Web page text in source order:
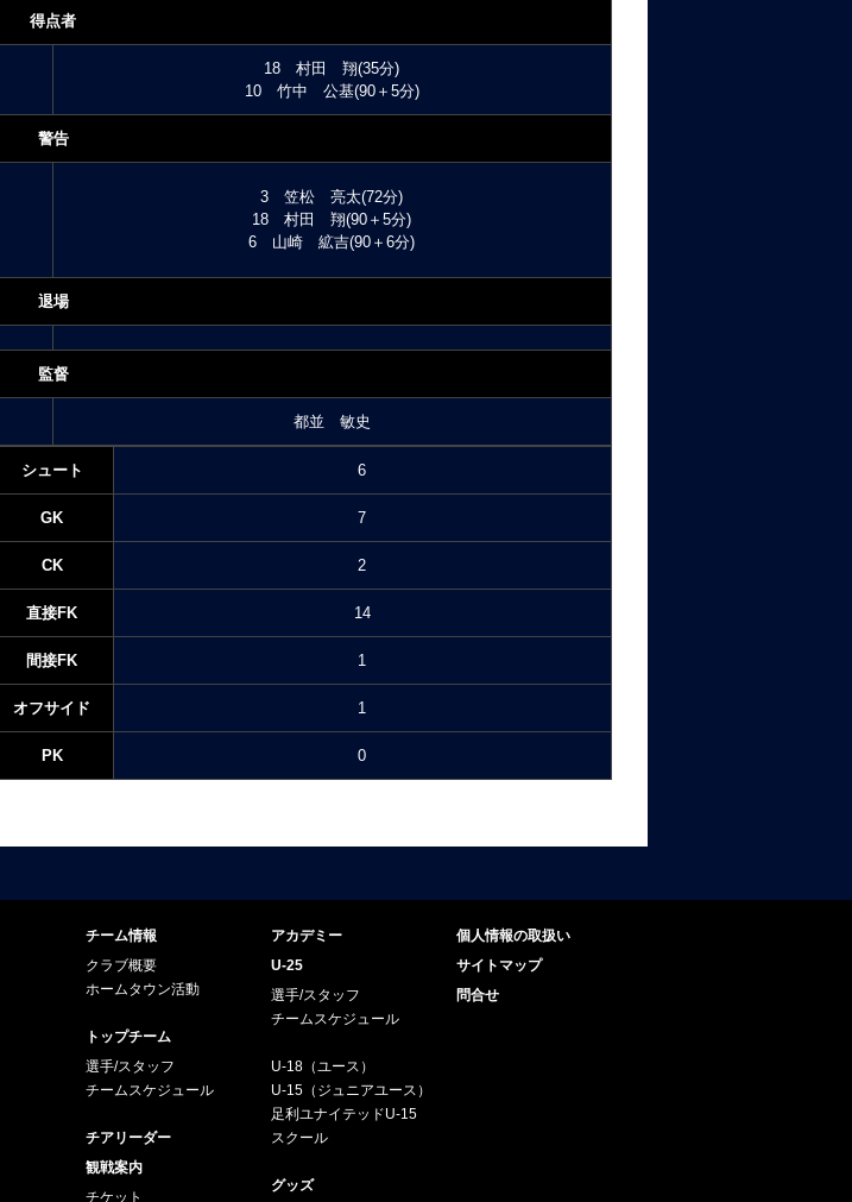
得点者
18 村田 翔(35分)
10 竹中 公基(90＋5分)
警告
3 笠松 亮太(72分)
18 村田 翔(90＋5分)
6 山崎 絋吉(90＋6分)
退場
監督
都並 敏史
シュート 6
GK 7
CK 2
直接FK 14
間接FK 1
オフサイド 1
PK 0
チーム情報
クラブ概要
ホームタウン活動
トップチーム
選手/スタッフ
チームスケジュール
チアリーダー
観戦案内
チケット
アカデミー
U-25
選手/スタッフ
チームスケジュール
U-18（ユース）
U-15（ジュニアユース）
足利ユナイテッドU-15
スクール
グッズ
個人情報の取扱い
サイトマップ
問合せ